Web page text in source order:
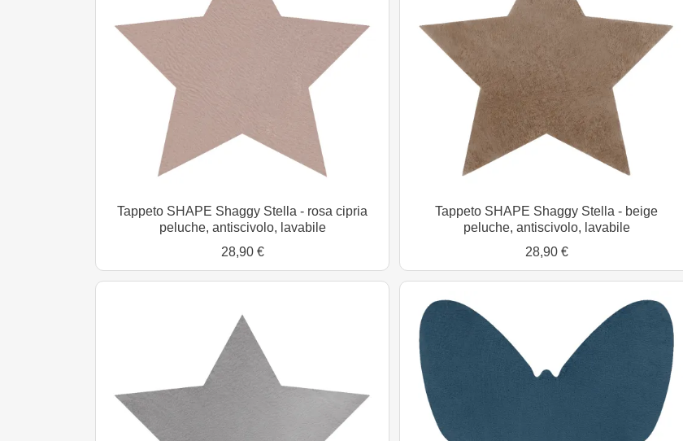
Tappeto SHAPE Shaggy Stella - rosa cipria
peluche, antiscivolo, lavabile
28,90 €
Tappeto SHAPE Shaggy Stella - beige
peluche, antiscivolo, lavabile
28,90 €